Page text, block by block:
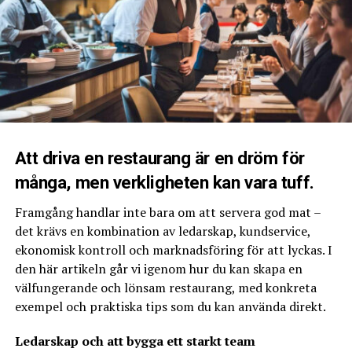
att både menyn, inredningen och restaurangnamnet ska
återspegla inriktningen.
10. Se upp med att blanda olika restaurangkoncept. Det
kan verka frestande att blanda
olika restaurangkoncept för att kunna sticka ut från
mängden av andra
men risken är att du misslyckas
genom att förvirra gästen med en mix av flera koncept .
Restaurangexperten Magnus Hellström
RELATERADE ARTIKLAR:
NÄSTA
Glassbar ‒ ett bra sätt att tjäna pengar utan stora
engångsflaskor.
Hållbara Leverantörskedjor
Etablera din leverantörsbas baserat på mer än bara pris.
• Praktiskt Tips: Kräv att dina leverantörer redovisar
varornas ursprung och certifieringar (t.ex. KRAV, MSC-
för lådor, pallar och emballage för att minska din egen
avfallsmängd.
2. Köket: Kampen mot Matsvinnet – Praktiska
Metoder
Det är i köket som du hittar den mest omedelbara
möjligheten till kostnadsreduktion. Cirka 20-30% av all
mat som köps in på en restaurang kan gå till spillo.
Förebyggande Matsvinn – Inventering och Beställning
Att driva en restaurang är en dröm för
många, men verkligheten kan vara tuff.
Framgång handlar inte bara om att servera god mat –
det krävs en kombination av ledarskap, kundservice,
ekonomisk kontroll och marknadsföring för att lyckas. I
den här artikeln går vi igenom hur du kan skapa en
välfungerande och lönsam restaurang, med konkreta
exempel och praktiska tips som du kan använda direkt.
Ledarskap och att bygga ett starkt team